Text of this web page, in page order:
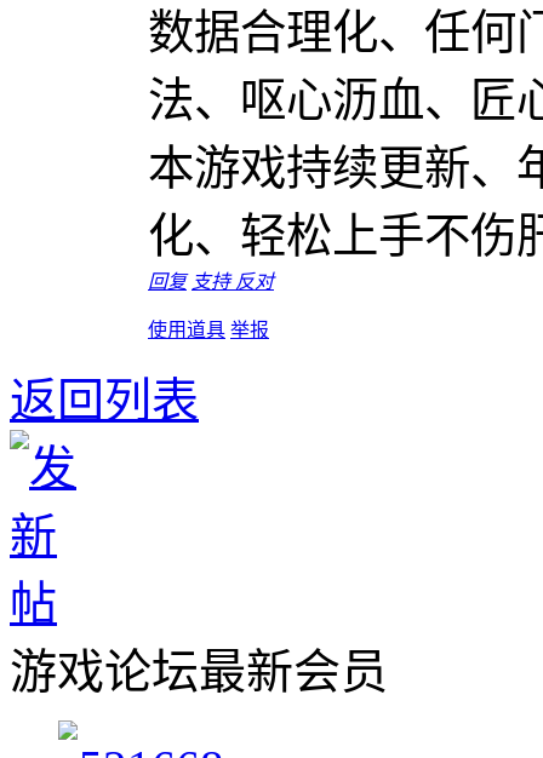
数据合理化、任何
法、呕心沥血、匠
本游戏持续更新、
化、轻松上手不伤
回复 支持 反对
使用道具 举报
返回列表
游戏论坛最新会员